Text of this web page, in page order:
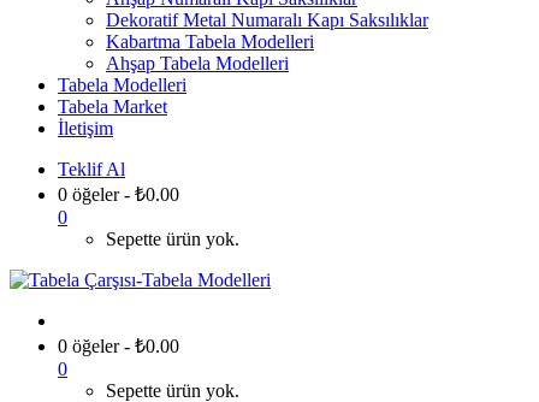
Dekoratif Metal Numaralı Kapı Saksılıklar
Kabartma Tabela Modelleri
Ahşap Tabela Modelleri
Tabela Modelleri
Tabela Market
İletişim
Teklif Al
0 öğeler- ₺0.00
0
Sepette ürün yok.
0 öğeler- ₺0.00
0
Sepette ürün yok.